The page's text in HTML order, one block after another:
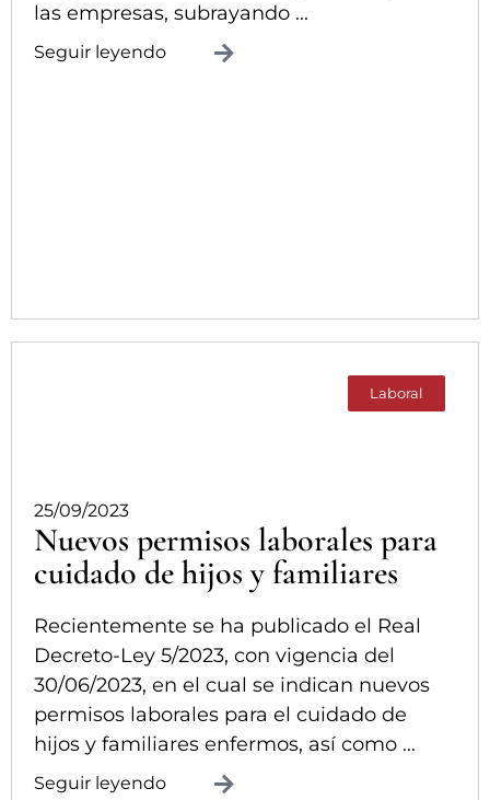
las empresas, subrayando ...
Seguir leyendo
Laboral
25/09/2023
Nuevos permisos laborales para
cuidado de hijos y familiares
Recientemente se ha publicado el Real
Decreto-Ley 5/2023, con vigencia del
30/06/2023, en el cual se indican nuevos
permisos laborales para el cuidado de
hijos y familiares enfermos, así como ...
Seguir leyendo